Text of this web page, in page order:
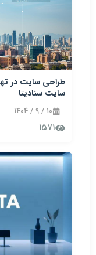
طراحی سایت در
سایت سنادیتا
۱۰ / ۹ / ۱۴۰۴
۱۵۷۱